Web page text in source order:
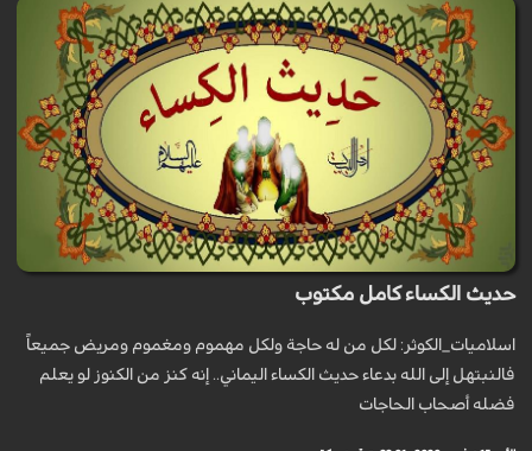
حديث الكساء كامل مكتوب
اسلاميات_الكوثر: لكل من له حاجة ولكل مهموم ومغموم ومريض جميعاً
فالنبتهل إلى الله بدعاء حديث الكساء اليماني.. إنه كنز من الكنوز لو يعلم
فضله أصحاب الحاجات